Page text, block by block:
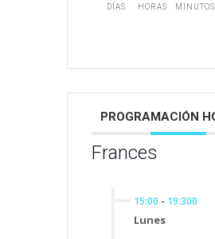
DÍAS HORAS MINUTOS
PROGRAMACIÓN
Frances
15:00 - 19:300
Lunes